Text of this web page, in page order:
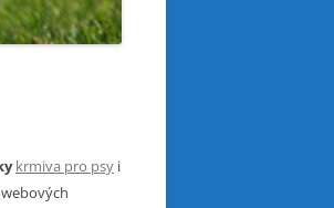
krmiva pro psy i